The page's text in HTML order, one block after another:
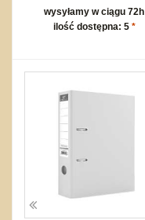
wysyłamy w ciągu 72h
ilość dostępna: 5 *